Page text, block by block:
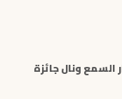
ونال جائزة